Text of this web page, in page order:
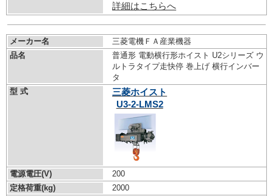
詳細はこちらへ
メーカー名
三菱電機ＦＡ産業機器
品名
普通形 電動横行形ホイスト U2シリーズ ウ
ルトラタイプ走快停 巻上げ 横行インバー
タ
型 式
三菱ホイスト
U3-2-LMS2
電源電圧(V)
200
定格荷重(kg)
2000